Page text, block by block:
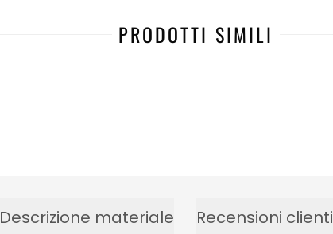
PRODOTTI SIMILI
Descrizione materiale Recensioni clienti